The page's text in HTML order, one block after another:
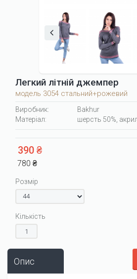
Легкий літній джемпер
модель 3054 стальний+рожевий
Виробник:
Bakhur
Матеріал:
шерсть 50%,
390 ₴
780 ₴
Розмір
Кількість
Опис